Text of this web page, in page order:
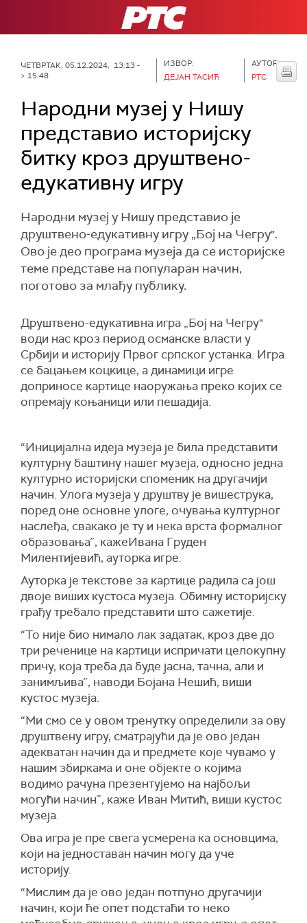
РТС
ЧЕТВРТАК, 05.12.2024, 13:13 -
> 15:48
ИЗВОР:
ДЕЈАН ТАСИЋ
АУТОР:
РТС
Народни музеј у Нишу
представио историјску
битку кроз друштвено-
едукативну игру
Народни музеј у Нишу представио је
друштвено-едукативну игру „Бој на Чегру".
Ово је део програма музеја да се историјске
теме представе на популаран начин,
поготово за млађу публику.
Друштвено-едукативна игра „Бој на Чегру"
води нас кроз период османске власти у
Србији и историју Првог српског устанка. Игра
се бацањем коцкице, а динамици игре
доприносе картице наоружања преко којих се
опремају коњаници или пешадија.
“Иницијална идеја музеја је била представити
културну баштину нашег музеја, односно једна
културно историјски споменик на другачији
начин. Улога музеја у друштву је вишеструка,
поред оне основне улоге, очувања културног
наслеђа, свакако је ту и нека врста формалног
образовања”, кажеИвана Груден
Милентијевић, ауторка игре.
Ауторка је текстове за картице радила са још
двоје виших кустоса музеја. Обимну историјску
грађу требало представити што сажетије.
“То није био нимало лак задатак, кроз две до
три реченице на картици испричати целокупну
причу, која треба да буде јасна, тачна, али и
занимљива”, наводи Бојана Нешић, виши
кустос музеја.
“Ми смо се у овом тренутку определили за ову
друштвену игру, сматрајући да је ово један
адекватан начин да и предмете које чувамо у
нашим збиркама и оне објекте о којима
водимо рачуна презентујемо на најбољи
могући начин”, каже Иван Митић, виши кустос
музеја.
Ова игра је пре свега усмерена ка основцима,
који на једноставан начин могу да уче
историју.
“Мислим да је ово један потпуно другачији
начин, који ће опет подстаћи то неко